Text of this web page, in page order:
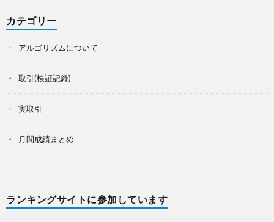
カテゴリー
アルゴリズムについて
取引(検証記録)
実取引
月間成績まとめ
ランキングサイトに参加しています